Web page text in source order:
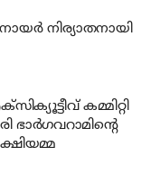
നിര്യാതനായി
കമ്മിറ്റി